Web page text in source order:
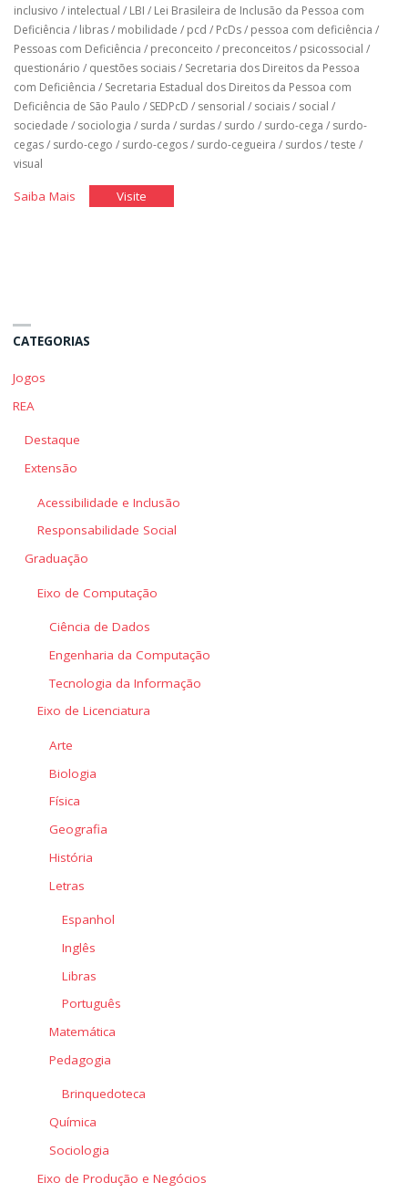
inclusivo / intelectual / LBI / Lei Brasileira de Inclusão da Pessoa com
Deficiência / libras/ mobilidade / pcd / PcDs/ pessoa com deficiência /
Pessoas com Deficiência / preconceito / preconceitos/ psicossocial /
questionário / questões sociais/ Secretaria dos Direitos da Pessoa
com Deficiência / Secretaria Estadual dos Direitos da Pessoa com
Deficiência de São Paulo / SEDPcD / sensorial / sociais/ social /
sociedade / sociologia / surda / surdas/ surdo / surdo-cega / surdo-
cegas/ surdo-cego / surdo-cegos/ surdo-cegueira / surdos/teste /
visual
Saiba Mais"Qual
Deficiência"
Visite"Qual
CATEGORIAS
Jogos
REA
Destaque
Extensão
Acessibilidade e Inclusão
Responsabilidade Social
Graduação
Eixo de Computação
Ciência de Dados
Engenharia da Computação
Tecnologia da Informação
Eixo de Licenciatura
Arte
Biologia
Física
Geografia
História
Letras
Espanhol
Inglês
Libras
Português
Matemática
Pedagogia
Brinquedoteca
Química
Sociologia
Eixo de Produção e Negócios